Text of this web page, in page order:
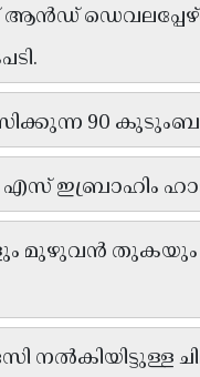
ആൻഡ്
90
ഇബ്രാഹിം
മുഴുവൻ തുകയും
ചില